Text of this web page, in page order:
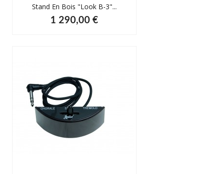
Stand En Bois "look B-3"...
1 290,00 €